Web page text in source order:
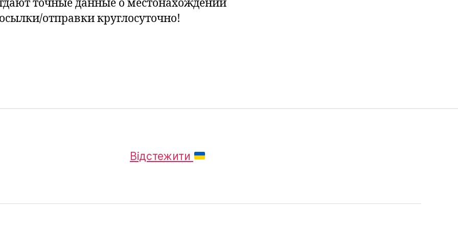
точные данные о местонахождении
отправки круглосуточно!
Відстежити